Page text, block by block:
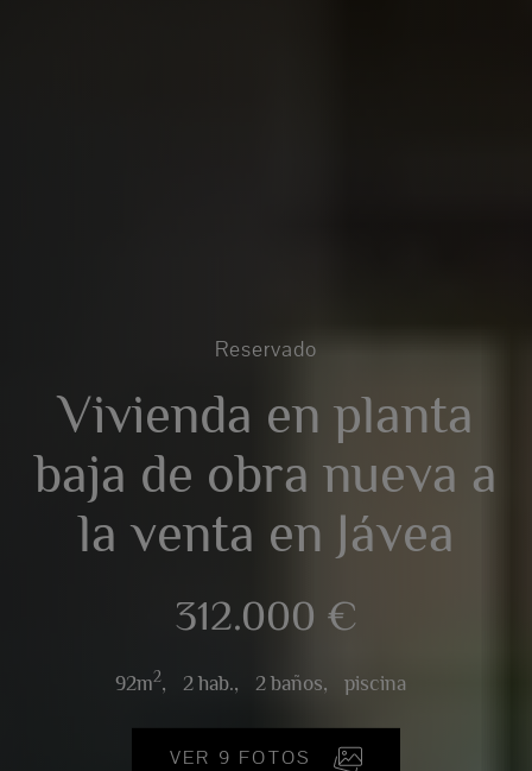
Reservado
Vivienda en planta
baja de obra nueva a
la venta en Jávea
312.000 €
92m2, 2 hab., 2 baños, piscina
VER 9 FOTOS